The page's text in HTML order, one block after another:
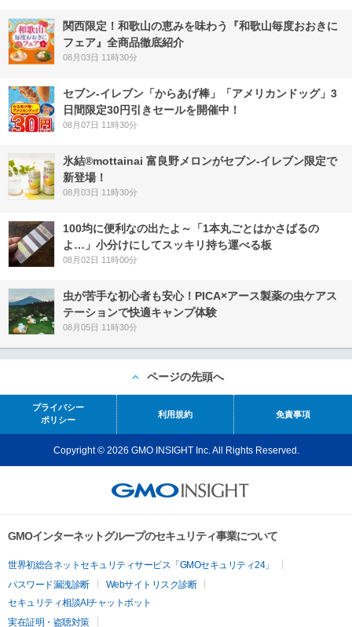
関西限定！和歌山の恵みを味わう『和歌山毎度おおきに
フェア』全商品徹底紹介
08月03日 11時30分
セブン‐イレブン「からあげ棒」「アメリカンドッグ」3
日間限定30円引きセールを開催中！
08月07日 11時30分
氷結®mottainai 富良野メロンがセブン‐イレブン限定で
新登場！
08月03日 11時30分
100均に便利なの出たよ～「1本丸ごとはかさばるの
よ…」小分けにしてスッキリ持ち運べる板
08月02日 11時00分
虫が苦手な初心者も安心！PICA×アース製薬の虫ケアス
テーションで快適キャンプ体験
08月05日 11時30分
ページの先頭へ
プライバシー
ポリシー
利用規約 免責事項
Copyright © 2026 GMO INSIGHT Inc. All Rights Reserved.
GMOインターネットグループのセキュリティ事業について
世界初総合ネットセキュリティサービス「GMOセキュリティ24」
パスワード漏洩診断
Webサイトリスク診断
セキュリティ相談AIチャットボット
実在証明・盗聴対策